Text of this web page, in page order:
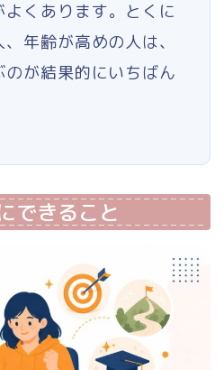
よくあります。とくに
年齢が高めの人は、
が結果的にいちばん
できること